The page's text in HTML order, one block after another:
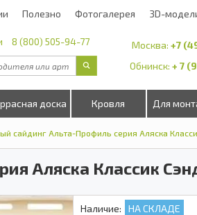
Полезно Фотогалерея 3D-
8 (800) 505-94-77 Москва: +7
Обнинск: + 7
доска Кровля Для
сайдинг Альта-Профиль серия Аляска
Аляска Классик
Наличие: НА СКЛАДЕ